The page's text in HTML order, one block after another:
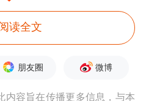
混合领跑全市场
达579%。二级市场
金已连续9个交易
读全文
朋友圈 微博
内容旨在传播更多信息，与本